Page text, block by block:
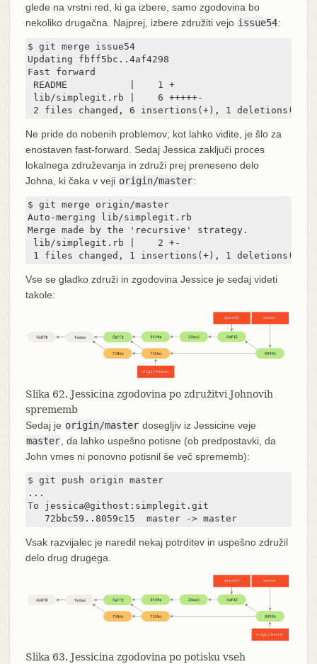
glede na vrstni red, ki ga izbere, samo zgodovina bo
nekoliko drugačna. Najprej, izbere združiti vejo issue54:
$ git merge issue54
Updating fbff5bc..4af4298
Fast forward
README           |    1 +
lib/simplegit.rb |    6 +++++-
2 files changed, 6 insertions(+), 1 deletions(-)
Ne pride do nobenih problemov; kot lahko vidite, je šlo za
enostaven fast-forward. Sedaj Jessica zaključi proces
lokalnega združevanja in združi prej preneseno delo
Johna, ki čaka v veji origin/master:
$ git merge origin/master
Auto-merging lib/simplegit.rb
Merge made by the 'recursive' strategy.
lib/simplegit.rb |    2 +-
1 files changed, 1 insertions(+), 1 deletions(-)
Vse se gladko združi in zgodovina Jessice je sedaj videti
takole:
Slika 62. Jessicina zgodovina po združitvi Johnovih
sprememb
Sedaj je origin/master dosegljiv iz Jessicine veje
master , da lahko uspešno potisne (ob predpostavki, da
John vmes ni ponovno potisnil še več sprememb):
$ git push origin master
...
To jessica@githost:simplegit.git
   72bbc59..8059c15  master -> master
Vsak razvijalec je naredil nekaj potrditev in uspešno združil
delo drug drugega.
Slika 63. Jessicina zgodovina po potisku vseh